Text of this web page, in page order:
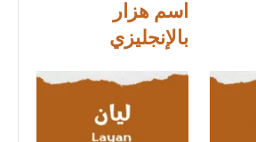
اسم هزار
بالإنجليزي